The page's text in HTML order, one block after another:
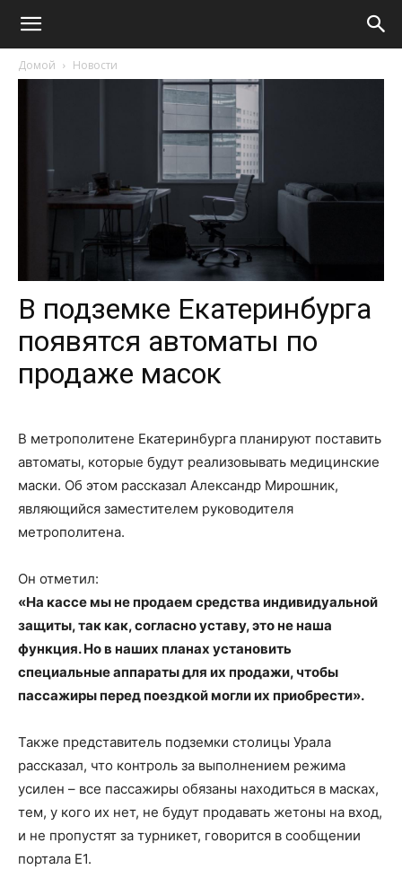
Домой Новости
В подземке Екатеринбурга
появятся автоматы по
продаже масок
В метрополитене Екатеринбурга планируют поставить
автоматы, которые будут реализовывать медицинские
маски. Об этом рассказал Александр Мирошник,
являющийся заместителем руководителя
метрополитена.
Он отметил:
«На кассе мы не продаем средства индивидуальной
защиты, так как, согласно уставу, это не наша
функция. Но в наших планах установить
специальные аппараты для их продажи, чтобы
пассажиры перед поездкой могли их приобрести».
Также представитель подземки столицы Урала
рассказал, что контроль за выполнением режима
усилен – все пассажиры обязаны находиться в масках,
тем, у кого их нет, не будут продавать жетоны на вход,
и не пропустят за турникет, говорится в сообщении
портала Е1.